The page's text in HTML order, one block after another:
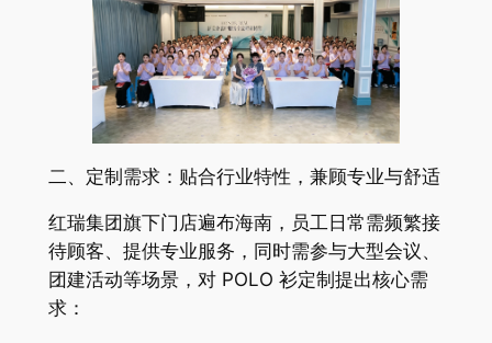
二、定制需求：贴合行业特性，兼顾专业与舒适
红瑞集团旗下门店遍布海南，员工日常需频繁接
待顾客、提供专业服务，同时需参与大型会议、
团建活动等场景，对 POLO 衫定制提出核心需
求：